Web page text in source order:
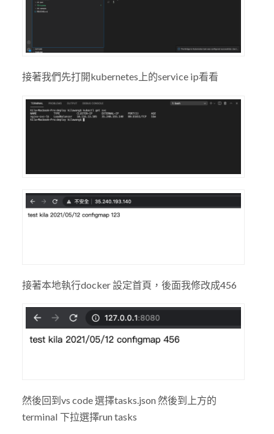
接著我們先打開kubernetes上的service ip看看
接著本地執行docker 設定首頁，後面我修改成456
然後回到vs code 選擇tasks.json 然後到上方的
terminal 下拉選擇run tasks